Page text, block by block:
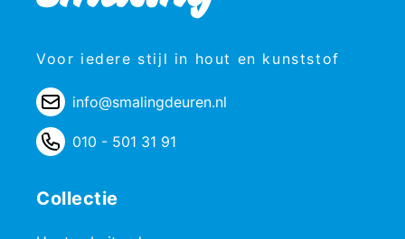
Voor iedere stijl in hout en kunststof
info@smalingdeuren.nl
010 - 501 31 91
Collectie